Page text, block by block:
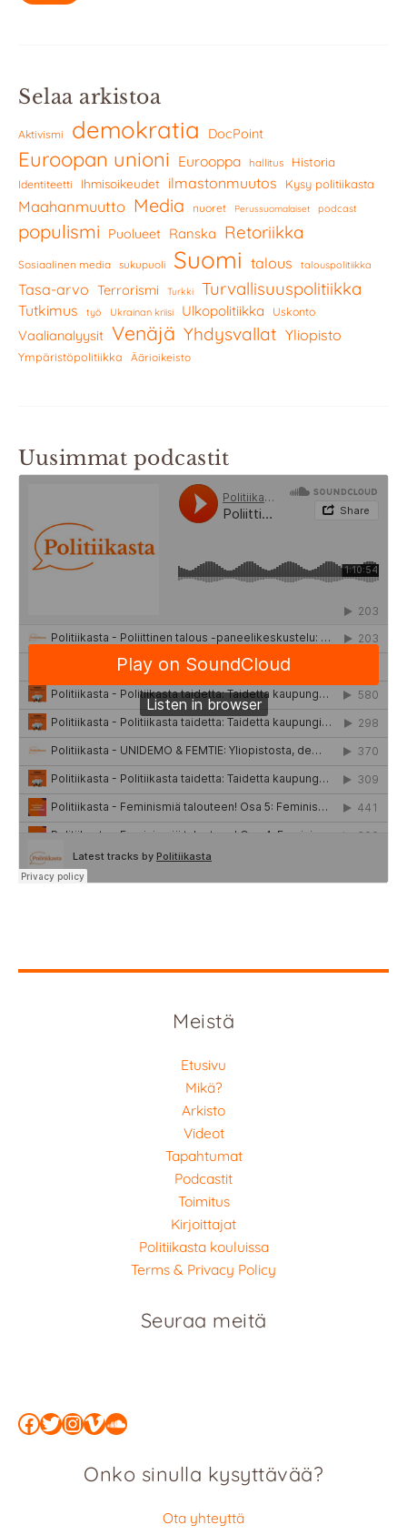
Selaa arkistoa
Aktivismi demokratia DocPoint
Euroopan unioni Eurooppa hallitus Historia
Identiteetti Ihmisoikeudet ilmastonmuutos Kysy politiikasta
Maahanmuutto Media nuoret Perussuomalaiset podcast
populismi Puolueet Ranska Retoriikka
Sosiaalinen media sukupuoli Suomi talous talouspolitiikka
Tasa-arvo Terrorismi Turkki Turvallisuuspolitiikka
Tutkimus työ Ukrainan kriisi Ulkopolitiikka Uskonto
Vaalianalyysit Venäjä Yhdysvallat Yliopisto
Ympäristöpolitiikka Äärioikeisto
Uusimmat podcastit
Meistä
Etusivu
Mikä?
Arkisto
Videot
Tapahtumat
Podcastit
Toimitus
Kirjoittajat
Politiikasta kouluissa
Terms & Privacy Policy
Seuraa meitä
Facebook
Twitter
Instagram
Vimeo
SoundCloud
Onko sinulla kysyttävää?
Ota yhteyttä